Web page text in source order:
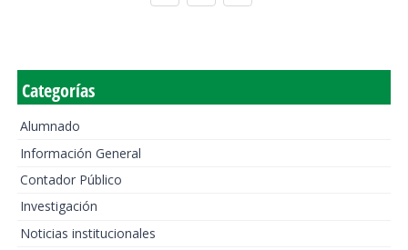
Categorías
Alumnado
Información General
Contador Público
Investigación
Noticias institucionales